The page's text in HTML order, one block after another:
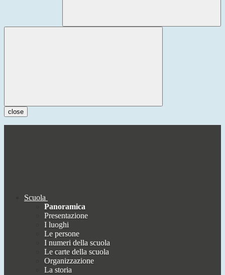
close
Scuola
Panoramica
Presentazione
I luoghi
Le persone
I numeri della scuola
Le carte della scuola
Organizzazione
La storia